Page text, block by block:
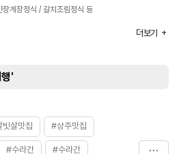
장게장정식 / 갈치조림정식 등
더보기
'
살맛집 #상주맛집
#수라간 #수라간